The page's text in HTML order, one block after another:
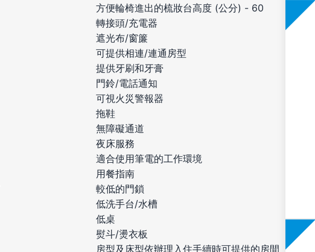
方便輪椅進出的梳妝台高度 (公分) - 60
轉接頭/充電器
遮光布/窗簾
可提供相連/連通房型
提供牙刷和牙膏
門鈴/電話通知
可視火災警報器
拖鞋
無障礙通道
夜床服務
適合使用筆電的工作環境
用餐指南
較低的門鎖
低洗手台/水槽
低桌
熨斗/燙衣板
房型及床型依辦理入住手續時可提供的房間